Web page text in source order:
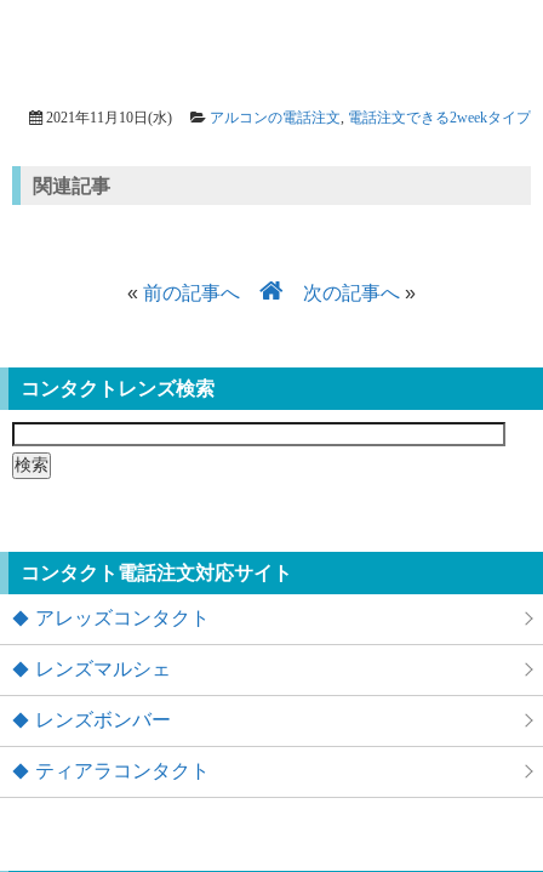
2021年11月10日(水) アルコンの電話注文 電話注文できる2weekタイプ
関連記事
« 前の記事へ 次の記事へ »
コンタクトレンズ検索
検
索:
コンタクト電話注文対応サイト
アレッズコンタクト
レンズマルシェ
レンズボンバー
ティアラコンタクト